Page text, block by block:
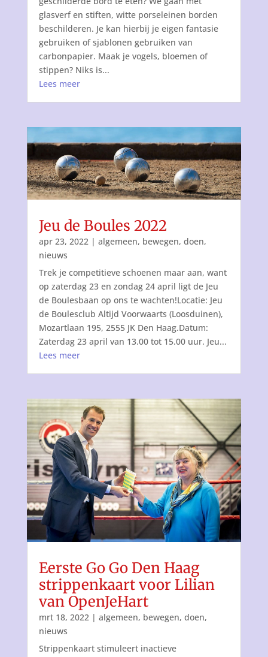
glasverf en stiften, witte porseleinen borden
beschilderen. Je kan hierbij je eigen fantasie
gebruiken of sjablonen gebruiken van
carbonpapier. Maak je vogels, bloemen of
stippen? Niks is...
Lees meer
Jeu de Boules 2022
apr 23, 2022| algemeen, bewegen, doen,
nieuws
Trek je competitieve schoenen maar aan, want
op zaterdag 23 en zondag 24 april ligt de Jeu
de Boulesbaan op ons te wachten!Locatie: Jeu
de Boulesclub Altijd Voorwaarts (Loosduinen),
Mozartlaan 195, 2555 JK Den Haag.Datum:
Zaterdag 23 april van 13.00 tot 15.00 uur. Jeu...
Lees meer
Eerste Go Go Den Haag
strippenkaart voor Lilian
van OpenJeHart
mrt 18, 2022| algemeen, bewegen, doen,
nieuws
Strippenkaart stimuleert inactieve